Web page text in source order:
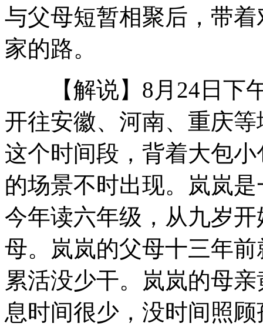
回顾阳明滩大桥通车盛大场面
山西运城恶犬咬伤多人 警民合力深夜将其击毙
女孩北京地铁殴打老人 痛下狠手拳打脚踢
无痛分娩是否安全 医生回应
外交部：反对强权政治霸凌主义
与父母短暂相聚后，带
家的路。
【解说】8月24日下午
开往安徽、河南、重庆
这个时间段，背着大包
的场景不时出现。岚岚
今年读六年级，从九岁
母。岚岚的父母十三年
累活没少干。岚岚的母
息时间很少，没时间照